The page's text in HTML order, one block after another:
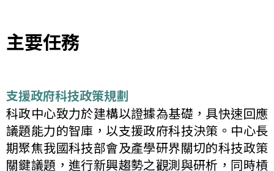
主要任務
支援政府科技政策規劃
科政中心致力於建構以證據為基礎，具快速回應
議題能力的智庫，以支援政府科技決策。中心長
期聚焦我國科技部會及產學研界關切的科技政策
關鍵議題，進行新興趨勢之觀測與研析，同時槓